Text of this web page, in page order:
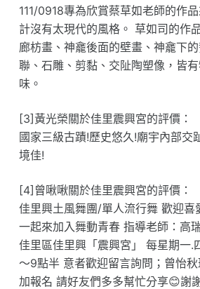
111/0918專為欣賞蔡草如老師的作
計沒有太現代的風格。 草如司的作
廊枋畫、神龕後面的壁畫、神龕下
聯、石雕、剪黏、交阯陶塑像，皆
味。
[3]黃光榮關於佳里震興宮的評價：
國家三級古蹟!歷史悠久!廟宇內部交
境佳!
[4]曾啾啾關於佳里震興宮的評價：
佳里興土風舞團/單人流行舞 歡迎喜
一起來加入舞動青春 指導老師：高
佳里區佳里興「震興宮」 每星期一.
～9點半 意者歡迎留言詢問；曾怡
加報名 請好友們多多幫忙分享😊謝